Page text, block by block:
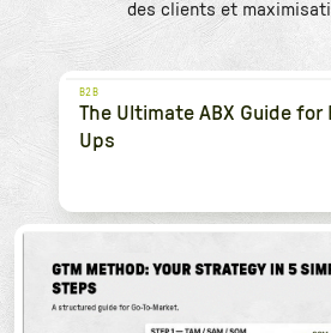
des clients et
B2B
The Ultimate ABX Guide for
Ups